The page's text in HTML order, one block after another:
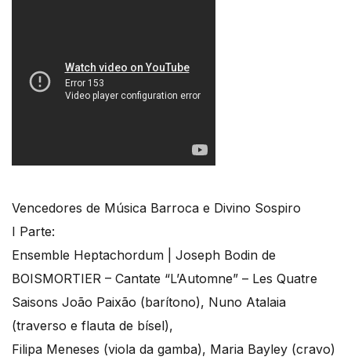
Vencedores de Música Barroca e Divino Sospiro
I Parte:
Ensemble Heptachordum | Joseph Bodin de
BOISMORTIER – Cantate “L’Automne” – Les Quatre
Saisons João Paixão (barítono), Nuno Atalaia
(traverso e flauta de bísel),
Filipa Meneses (viola da gamba), Maria Bayley (cravo)